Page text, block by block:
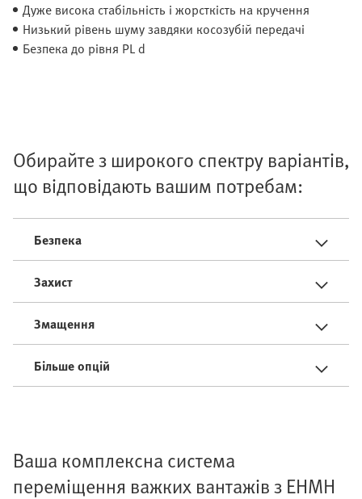
Дуже висока стабільність і жорсткість на кручення
Низький рівень шуму завдяки косозубій передачі
Безпека до рівня PL d
Обирайте з широкого спектру варіантів,
що відповідають вашим потребам:
Безпека
Захист
Змащення
Більше опцій
Ваша комплексна система
переміщення важких вантажів з EHMH